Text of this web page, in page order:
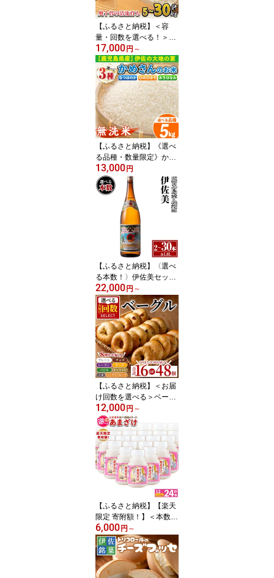
【ふるさと納税】＜容
量・回数を選べる！＞薩
摩の北、伊佐米ヒノヒカ
リ(5kg / 10kg / 5kg×6回
計30kg) 米 お米 白米 精
米 都度精米 ひのひかり
新鮮 冷めても美味しい
【興農産業】
17,000 円 ～
【ふるさと納税】《選べ
る品種・数量限定》かめ
さんのお米(5kg・なつほ
のかorひのひかりorあき
ほなみ・無洗米) 国産 白
米 精米 無洗米 伊佐米 お
米 米 生産者 なつほのか
ひのひかり あきほなみ
ナツホノカ ヒノヒカリ
アキホナミ 5kg 【Farm-
13,000 円
【ふるさと納税】〈選べ
る本数！〉伊佐美セット
(1.8L×2〜30本) 鹿児島
本格芋焼酎 芋焼酎 焼酎
一升瓶 伊佐美 【酒乃向
原】
22,000 円 ～
【ふるさと納税】＜お届
け回数を選べる＞ベーグ
ル詰め合わせ(計16個 or
48個) パン 国産 焼きたて
急速冷凍 ベーグル チョ
コ キャラメル ごま チー
ズ ミックスフルーツ 8種
定期便 セット 詰合せ
【工房あけぼの】
12,000 円 ～
【ふるさと納税】【楽天
限定 寄附額！】＜本数を
選べる＞猩々農園が作っ
たあまざけ(12本 or 24
本) 甘酒 ノンアルコール
砂糖不使用 米麹 発酵食
品 ホット アイス 料理に
6,000 円 ～